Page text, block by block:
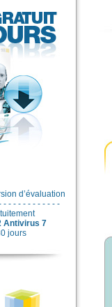
d’évaluation
- - - - - - - - - - - -
Antivirus 7
jours